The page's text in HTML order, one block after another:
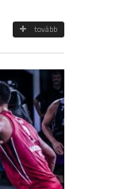
tovább